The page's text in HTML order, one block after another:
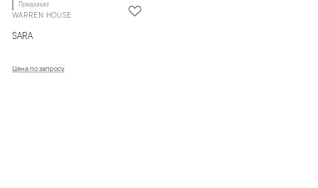
Предзаказ
WARREN HOUSE
SARA
Цена по запросу